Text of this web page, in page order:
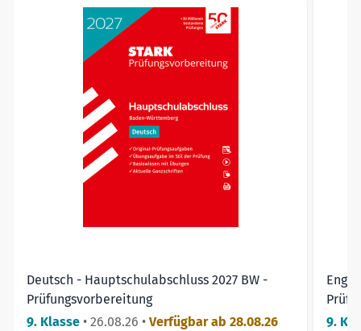
Press to skip carousel
Weiter zur Navigation in der
Deutsch - Hauptschulabschluss 2027 BW -
Prüfungsvorbereitung
9. Klasse • 26.08.26 • Verfügbar ab 28.08.26
9.